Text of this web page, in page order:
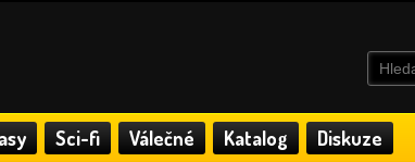
Sci-fi Válečné Katalog Diskuze